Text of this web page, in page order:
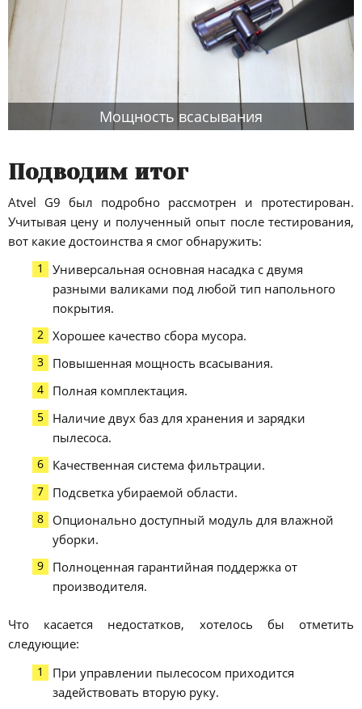
Мощность всасывания
Подводим итог
Atvel G9 был подробно рассмотрен и протестирован.
Учитывая цену и полученный опыт после тестирования,
вот какие достоинства я смог обнаружить:
Универсальная основная насадка с двумя
разными валиками под любой тип напольного
покрытия.
Хорошее качество сбора мусора.
Повышенная мощность всасывания.
Полная комплектация.
Наличие двух баз для хранения и зарядки
пылесоса.
Качественная система фильтрации.
Подсветка убираемой области.
Опционально доступный модуль для влажной
уборки.
Полноценная гарантийная поддержка от
производителя.
Что касается недостатков, хотелось бы отметить
следующие:
При управлении пылесосом приходится
задействовать вторую руку.